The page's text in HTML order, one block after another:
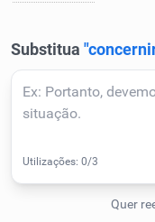
Detector de IA
Humanizador de IA